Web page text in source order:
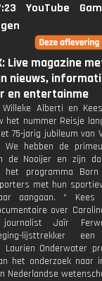
YouTube
Live magazine
nieuws,
en entertainme
Alberti en
het nummer Reisje
75-jarig jubileum van
We hebben de
de Nooijer en zijn
programma Born
met hun
aangaan. * Kees
over
Jaïr
lijsttrekker
Laurien Onderwater
het onderzoek naar
Nederlandse